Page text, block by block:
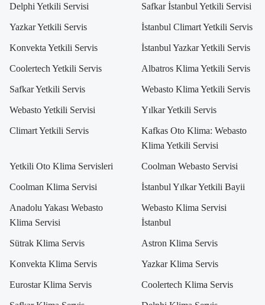
Delphi Yetkili Servisi Safkar İstanbul Yetkili Servisi
Yazkar Yetkili Servis İstanbul Climart Yetkili Servis
Konvekta Yetkili Servis İstanbul Yazkar Yetkili Servis
Coolertech Yetkili Servis Albatros Klima Yetkili Servis
Safkar Yetkili Servis Webasto Klima Yetkili Servis
Webasto Yetkili Servisi Yılkar Yetkili Servis
Climart Yetkili Servis
Kafkas Oto Klima: Webasto
Klima Yetkili Servisi
Yetkili Oto Klima Servisleri Coolman Webasto Servisi
Coolman Klima Servisi İstanbul Yılkar Yetkili Bayii
Anadolu Yakası Webasto
Klima Servisi
Webasto Klima Servisi
İstanbul
Sütrak Klima Servis Astron Klima Servis
Konvekta Klima Servis Yazkar Klima Servis
Eurostar Klima Servis Coolertech Klima Servis